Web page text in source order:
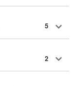
5
2